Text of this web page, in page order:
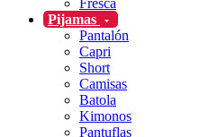
Pijamas
Pantalón
Capri
Short
Camisas
Batola
Kimonos
Pantuflas